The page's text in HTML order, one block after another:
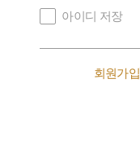
아이디 저장
회원가입